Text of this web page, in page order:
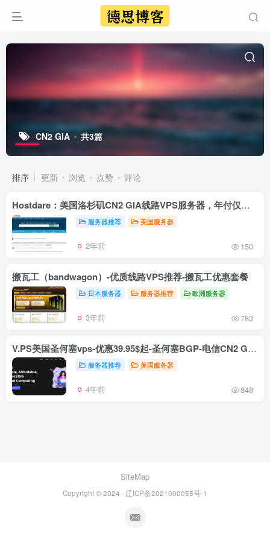
CN2 GIA 共3篇
排序 更新 浏览 点赞 评论
Hostdare：美国洛杉矶CN2 GIA线路VPS服务器，年付仅需$24.27/年，1C/768M/10G NVME/30M Mbps/三网优化CN2 GIA
服务器推荐 美国服务器
2年前 150
搬瓦工（bandwagon）-优质线路VPS推荐-搬瓦工优惠套餐
日本服务器 服务器推荐 欧洲服务器
3年前 783
V.PS美国圣何塞vps-优惠39.95$起-圣何塞BGP-电信CN2 GIA-联通AS9929-移动CMI-便宜优质vps
服务器推荐 美国服务器
4年前 848
SiteMap
Copyright © 2024 · 辽ICP备2021000055号-1